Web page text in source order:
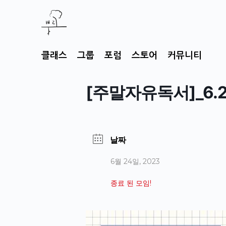
클래스 그룹 포럼 스토어 커뮤니티
[주말자유독서
날짜
6월 24일, 2023
종료 된 모임!